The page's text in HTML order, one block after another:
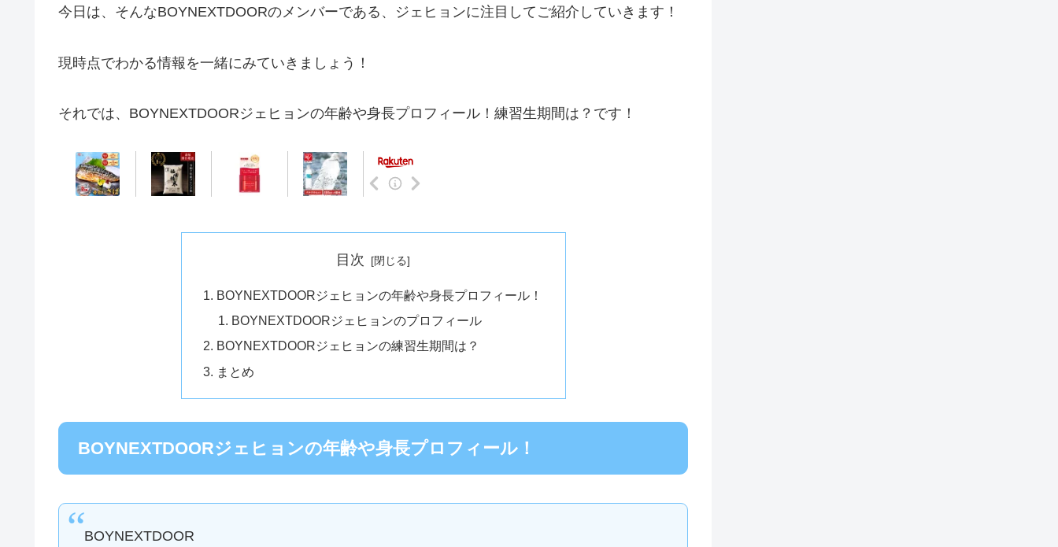
今日は、そんなBOYNEXTDOORのメンバーである、ジェヒョンに注目してご紹介していきます！
現時点でわかる情報を一緒にみていきましょう！
それでは、BOYNEXTDOORジェヒョンの年齢や身長プロフィール！練習生期間は？です！
目次
BOYNEXTDOORジェヒョンの年齢や身長プロフィール！
BOYNEXTDOORジェヒョンのプロフィール
BOYNEXTDOORジェヒョンの練習生期間は？
まとめ
BOYNEXTDOORジェヒョンの年齢や身長プロフィール！
BOYNEXTDOOR